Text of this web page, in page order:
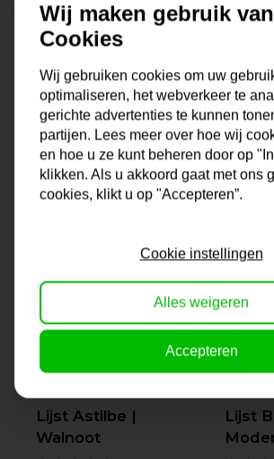
& Basic
Uitverkocht
21,50
Zwart
Op
37,50
Lijst Astilbe |
Walnoot
Lijst
Wij maken gebruik van
Cookies
Wij gebruiken cookies om uw
optimaliseren, het webverkeer te
gerichte advertenties te kunnen
partijen. Lees meer over hoe wij
en hoe u ze kunt beheren door op
klikken. Als u akkoord gaat met ons
cookies, klikt u op "Accepteren”.
Cookie instellingen
Alles weigeren
Accepteren